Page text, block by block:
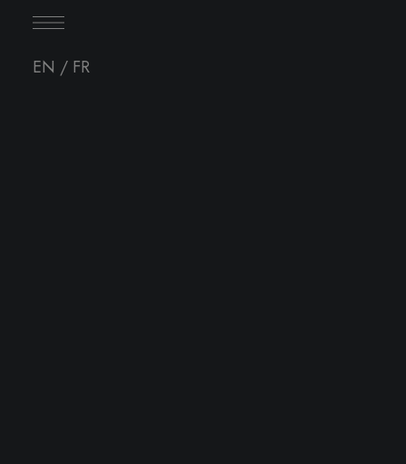
EN / FR